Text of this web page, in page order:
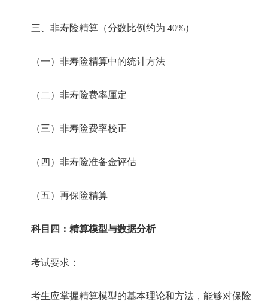
三、非寿险精算（分数比例约为 40%）
（一）非寿险精算中的统计方法
（二）非寿险费率厘定
（三）非寿险费率校正
（四）非寿险准备金评估
（五）再保险精算
科目四：精算模型与数据分析
考试要求：
考生应掌握精算模型的基本理论和方法，能够对保险